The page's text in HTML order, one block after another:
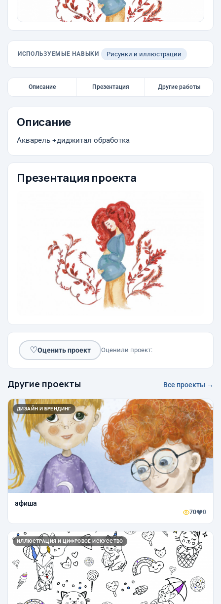
ИСПОЛЬЗУЕМЫЕ НАВЫКИ Рисунки и иллюстрации
Описание Презентация Другие работы
Описание
Акварель +диджитал обработка
Презентация проекта
♡Оценить проект Оценили проект:
Другие проекты Все проекты →
ДИЗАЙН И БРЕНДИНГ
афиша
70 0
ИЛЛЮСТРАЦИЯ И ЦИФРОВОЕ ИСКУССТВО